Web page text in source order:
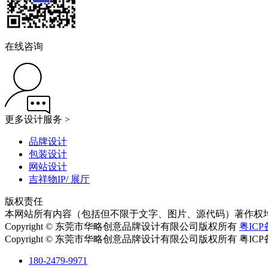
在线咨询
更多设计服务 >
品牌设计
包装设计
网站设计
吉祥物IP/ 展厅
版权责任
本网站所有内容（包括但不限于文字、图片、源代码）著作
Copyright © 东莞市华略创意品牌设计有限公司版权所有 粤ICP
Copyright © 东莞市华略创意品牌设计有限公司版权所有 粤ICP
180-2479-9971